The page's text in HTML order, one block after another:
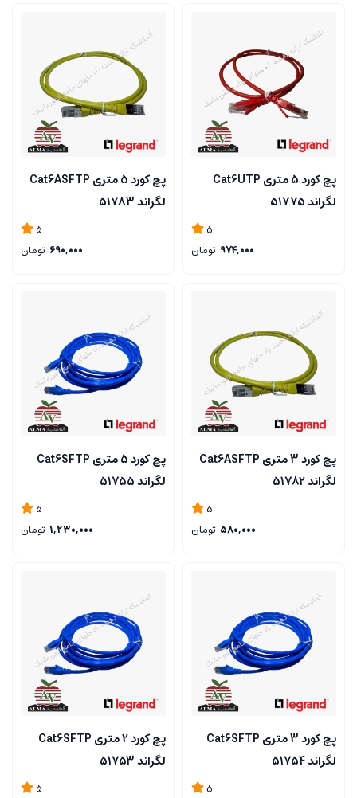
پچ کورد 5 متری Cat6UTP
لگراند 51775
5
974,000 تومان
پچ کورد 5 متری Cat6ASFTP
لگراند 51783
5
690,000 تومان
پچ کورد 3 متری Cat6ASFTP
لگراند 51782
5
580,000 تومان
پچ کورد 5 متری Cat6SFTP
لگراند 51755
5
1,230,000 تومان
پچ کورد 3 متری Cat6SFTP
لگراند 51754
5
پچ کورد 2 متری Cat6SFTP
لگراند 51753
5